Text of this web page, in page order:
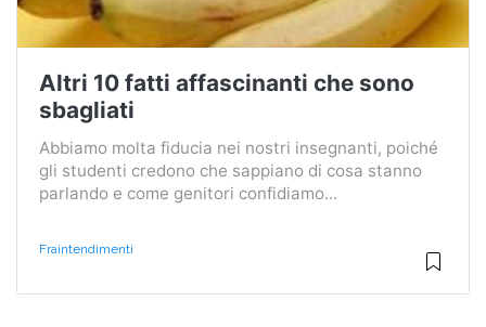
Altri 10 fatti affascinanti che sono
sbagliati
Abbiamo molta fiducia nei nostri insegnanti, poiché
gli studenti credono che sappiano di cosa stanno
parlando e come genitori confidiamo...
Fraintendimenti